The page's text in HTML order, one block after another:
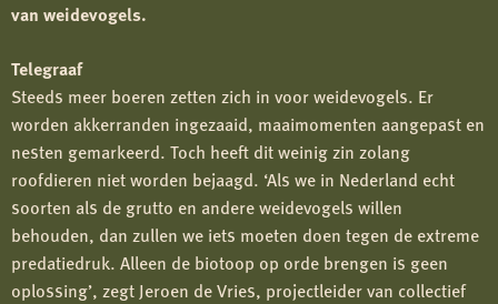
van weidevogels.
Telegraaf
Steeds meer boeren zetten zich in voor weidevogels. Er
worden akkerranden ingezaaid, maaimomenten aangepast en
nesten gemarkeerd. Toch heeft dit weinig zin zolang
roofdieren niet worden bejaagd. ‘Als we in Nederland echt
soorten als de grutto en andere weidevogels willen
behouden, dan zullen we iets moeten doen tegen de extreme
predatiedruk. Alleen de biotoop op orde brengen is geen
oplossing’, zegt Jeroen de Vries, projectleider van collectief